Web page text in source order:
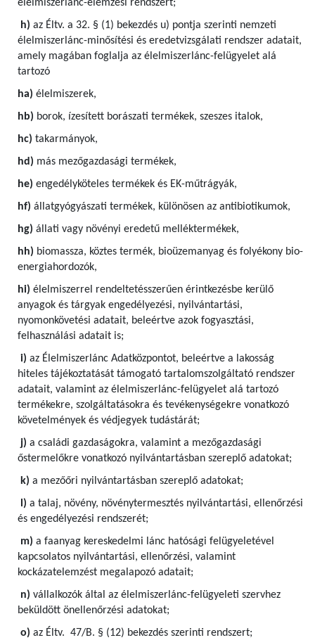
élelmiszerlánc-elemzési rendszert;
h) az Éltv. a 32. § (1) bekezdés u) pontja szerinti nemzeti
élelmiszerlánc-minősítési és eredetvizsgálati rendszer adatait,
amely magában foglalja az élelmiszerlánc-felügyelet alá
tartozó
ha) élelmiszerek,
hb) borok, ízesített borászati termékek, szeszes italok,
hc) takarmányok,
hd) más mezőgazdasági termékek,
he) engedélyköteles termékek és EK-műtrágyák,
hf) állatgyógyászati termékek, különösen az antibiotikumok,
hg) állati vagy növényi eredetű melléktermékek,
hh) biomassza, köztes termék, bioüzemanyag és folyékony bio-
energiahordozók,
hi) élelmiszerrel rendeltetésszerűen érintkezésbe kerülő
anyagok és tárgyak engedélyezési, nyilvántartási,
nyomonkövetési adatait, beleértve azok fogyasztási,
felhasználási adatait is;
i) az Élelmiszerlánc Adatközpontot, beleértve a lakosság
hiteles tájékoztatását támogató tartalomszolgáltató rendszer
adatait, valamint az élelmiszerlánc-felügyelet alá tartozó
termékekre, szolgáltatásokra és tevékenységekre vonatkozó
követelmények és védjegyek tudástárát;
j) a családi gazdaságokra, valamint a mezőgazdasági
őstermelőkre vonatkozó nyilvántartásban szereplő adatokat;
k) a mezőőri nyilvántartásban szereplő adatokat;
l) a talaj, növény, növénytermesztés nyilvántartási, ellenőrzési
és engedélyezési rendszerét;
m) a faanyag kereskedelmi lánc hatósági felügyeletével
kapcsolatos nyilvántartási, ellenőrzési, valamint
kockázatelemzést megalapozó adatait;
n) vállalkozók által az élelmiszerlánc-felügyeleti szervhez
beküldött önellenőrzési adatokat;
o) az Éltv. 47/B. § (12) bekezdés szerinti rendszert;